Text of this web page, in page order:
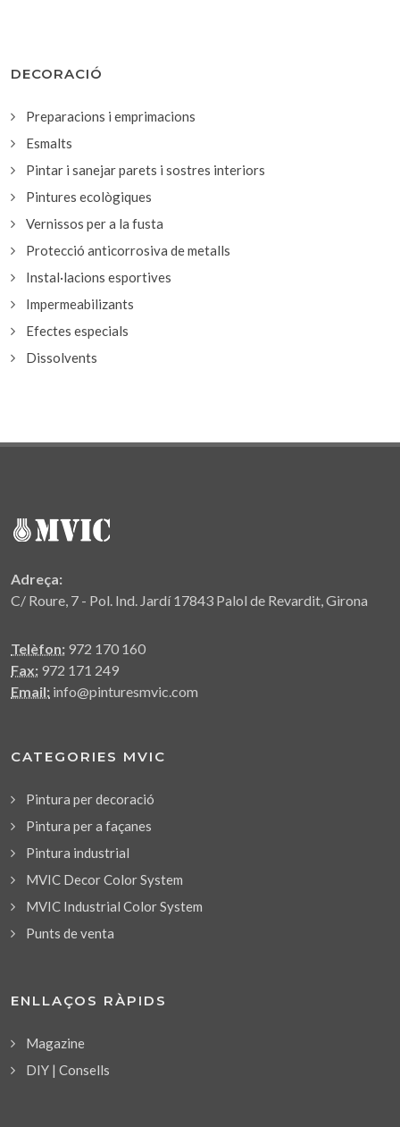
DECORACIÓ
Preparacions i emprimacions
Esmalts
Pintar i sanejar parets i sostres interiors
Pintures ecològiques
Vernissos per a la fusta
Protecció anticorrosiva de metalls
Instal·lacions esportives
Impermeabilizants
Efectes especials
Dissolvents
Adreça:
C/ Roure, 7 - Pol. Ind. Jardí 17843 Palol de Revardit, Girona
Telèfon: 972 170 160
Fax: 972 171 249
Email: info@pinturesmvic.com
CATEGORIES MVIC
Pintura per decoració
Pintura per a façanes
Pintura industrial
MVIC Decor Color System
MVIC Industrial Color System
Punts de venta
ENLLAÇOS RÀPIDS
Magazine
DIY | Consells